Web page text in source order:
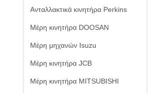
Ανταλλακτικά κινητήρα Perkins
Μέρη κινητήρα DOOSAN
Μέρη μηχανών Isuzu
Μέρη κινητήρα JCB
Μέρη κινητήρα MITSUBISHI